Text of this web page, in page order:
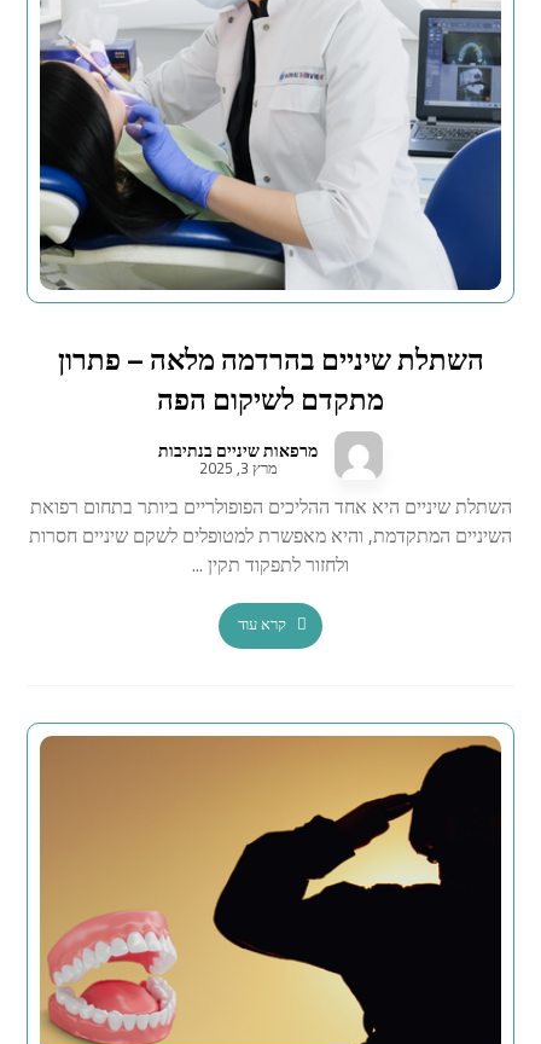
השתלת שיניים בהרדמה מלאה – פתרון
מתקדם לשיקום הפה
מרפאות שיניים בנתיבות
מרץ 3, 2025
השתלת שיניים היא אחד ההליכים הפופולריים ביותר בתחום רפואת
השיניים המתקדמת, והיא מאפשרת למטופלים לשקם שיניים חסרות
ולחזור לתפקוד תקין ...
קרא עוד